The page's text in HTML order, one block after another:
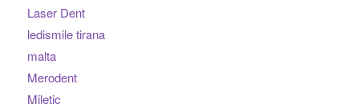
Laser Dent
ledismile tirana
malta
Merodent
Miletic